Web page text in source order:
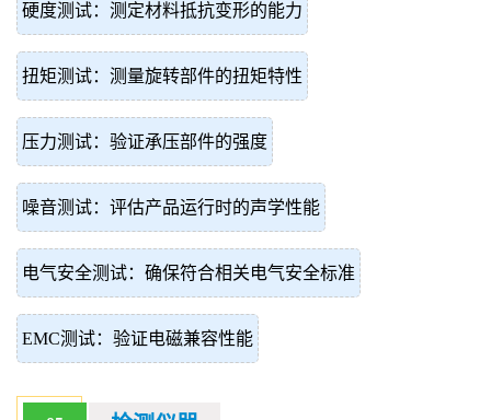
硬度测试：测定材料抵抗变形的能力
扭矩测试：测量旋转部件的扭矩特性
压力测试：验证承压部件的强度
噪音测试：评估产品运行时的声学性能
电气安全测试：确保符合相关电气安全标准
EMC测试：验证电磁兼容性能